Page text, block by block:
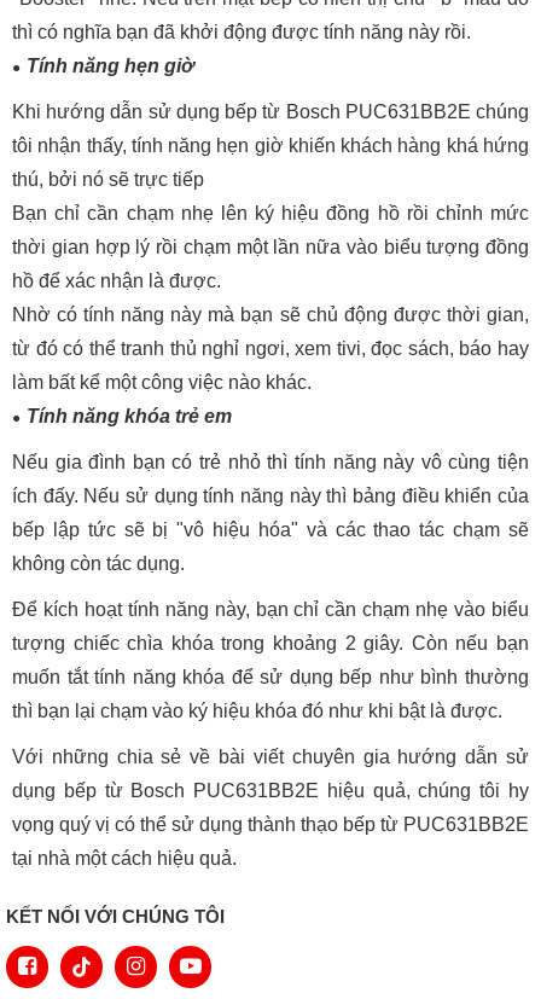
thì có nghĩa bạn đã khởi động được tính năng này rồi.
Tính năng hẹn giờ
Khi hướng dẫn sử dụng bếp từ Bosch PUC631BB2E chúng
tôi nhận thấy, tính năng hẹn giờ khiến khách hàng khá hứng
thú, bởi nó sẽ trực tiếp
Bạn chỉ cần chạm nhẹ lên ký hiệu đồng hồ rồi chỉnh mức
thời gian hợp lý rồi chạm một lần nữa vào biểu tượng đồng
hồ để xác nhận là được.
Nhờ có tính năng này mà bạn sẽ chủ động được thời gian,
từ đó có thể tranh thủ nghỉ ngơi, xem tivi, đọc sách, báo hay
làm bất kể một công việc nào khác.
Tính năng khóa trẻ em
Nếu gia đình bạn có trẻ nhỏ thì tính năng này vô cùng tiện
ích đấy. Nếu sử dụng tính năng này thì bảng điều khiển của
bếp lập tức sẽ bị "vô hiệu hóa" và các thao tác chạm sẽ
không còn tác dụng.
Để kích hoạt tính năng này, bạn chỉ cần chạm nhẹ vào biểu
tượng chiếc chìa khóa trong khoảng 2 giây. Còn nếu bạn
muốn tắt tính năng khóa để sử dụng bếp như bình thường
thì bạn lại chạm vào ký hiệu khóa đó như khi bật là được.
Với những chia sẻ về bài viết chuyên gia hướng dẫn sử
dụng bếp từ Bosch PUC631BB2E hiệu quả, chúng tôi hy
vọng quý vị có thể sử dụng thành thạo bếp từ PUC631BB2E
tại nhà một cách hiệu quả.
KẾT NỐI VỚI CHÚNG TÔI